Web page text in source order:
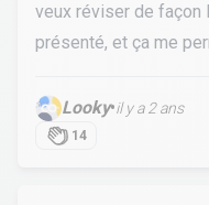
veux réviser de façon
présenté, et ça me
Looky•il y a 2 ans
14